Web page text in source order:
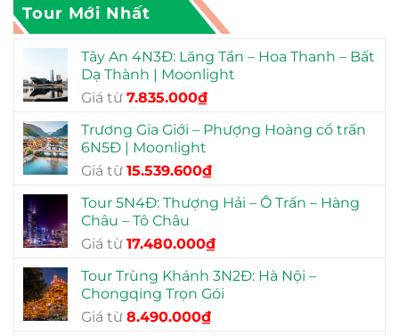
Tour Mới Nhất
Tây An 4N3Đ: Lăng Tần – Hoa Thanh – Bất
Dạ Thành | Moonlight
Giá từ Giá
là:
12.990.000₫.
7.835.000₫Giá
tại
7.835.000₫.
Trương Gia Giới – Phượng Hoàng cổ trấn
6N5Đ | Moonlight
Giá từ Giá
là:
23.990.000₫.
15.539.600₫Giá
tại
15.539.600₫.
Tour 5N4Đ: Thượng Hải – Ô Trấn – Hàng
Châu – Tô Châu
Giá từ Giá
là:
22.900.000₫.
17.480.000₫Giá
tại
là:
Tour Trùng Khánh 3N2Đ: Hà Nội –
Chongqing Trọn Gói
Giá từ Giá
8.490.000₫Giá